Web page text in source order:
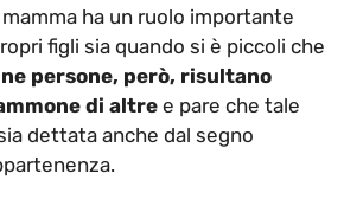
mamma ha un ruolo importante
figli sia quando si è piccoli che
persone, però, risultano
di altre e pare che tale
dettata anche dal segno